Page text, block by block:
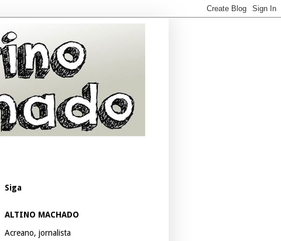
Siga
ALTINO MACHADO
Acreano, jornalista